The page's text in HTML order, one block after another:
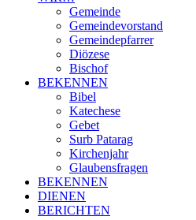
Gemeinde
Gemeindevorstand
Gemeindepfarrer
Diözese
Bischof
BEKENNEN
Bibel
Katechese
Gebet
Surb Patarag
Kirchenjahr
Glaubensfragen
BEKENNEN
DIENEN
BERICHTEN